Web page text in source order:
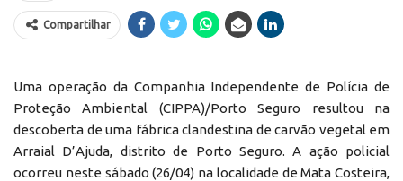
Compartilhar
Uma operação da Companhia Independente de Polícia de
Proteção Ambiental (CIPPA)/Porto Seguro resultou na
descoberta de uma fábrica clandestina de carvão vegetal em
Arraial D’Ajuda, distrito de Porto Seguro. A ação policial
ocorreu neste sábado (26/04) na localidade de Mata Costeira,